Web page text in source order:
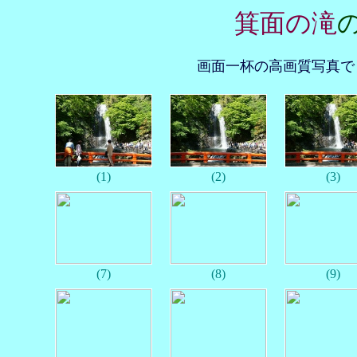
箕面の滝
画面一杯の高画質写真
(1) (2) (3)
(7) (8) (9)